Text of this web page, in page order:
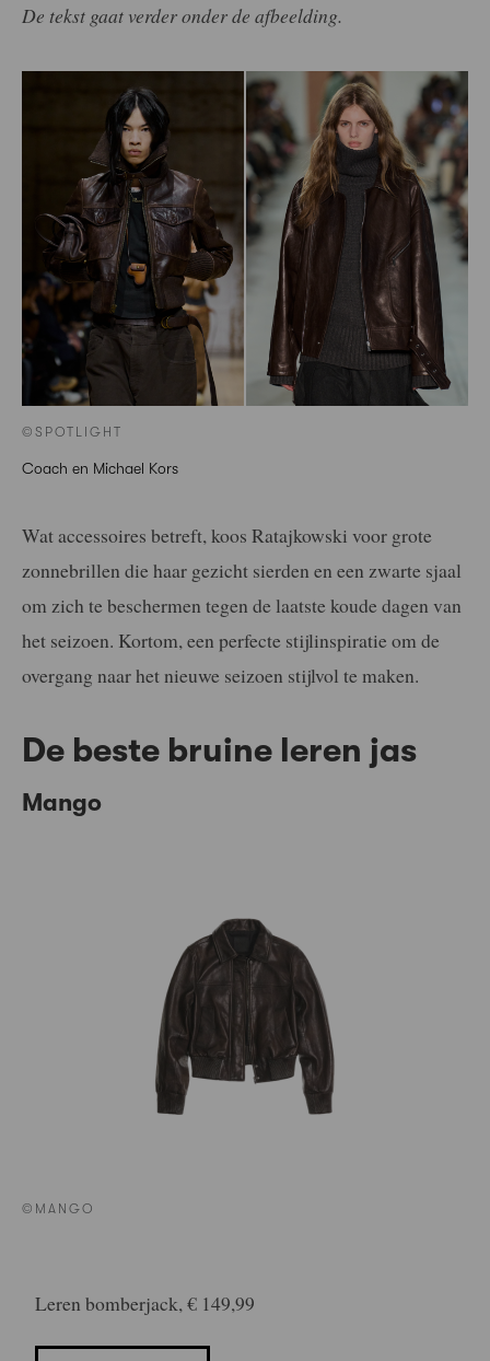
De tekst gaat verder onder de afbeelding.
©SPOTLIGHT
Coach en Michael Kors
Wat accessoires betreft, koos Ratajkowski voor grote
zonnebrillen die haar gezicht sierden en een zwarte sjaal
om zich te beschermen tegen de laatste koude dagen van
het seizoen. Kortom, een perfecte stijlinspiratie om de
overgang naar het nieuwe seizoen stijlvol te maken.
De beste bruine leren jas
Mango
©MANGO
Leren bomberjack, € 149,99